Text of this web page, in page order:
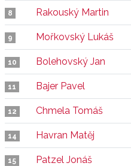
8 Rakouský Martin
9 Mořkovský Lukáš
10 Bolehovský Jan
11 Bajer Pavel
12 Chmela Tomáš
14 Havran Matěj
15 Patzel Jonáš